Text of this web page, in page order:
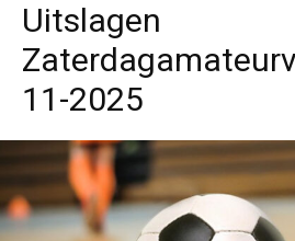
Uitslagen
11-2025